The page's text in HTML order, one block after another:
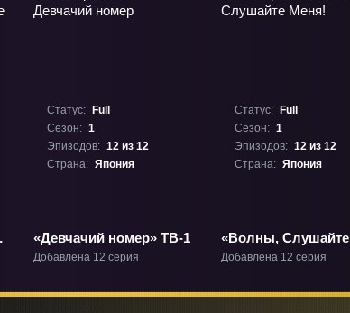
Статус:
Full
Сезон: 1
Эпизодов: 12 из 12
Страна: Япония
«Девчачий номер» ТВ-1
Добавлена 12 серия
Статус:
Full
Сезон: 1
Эпизодов: 12 из 12
Страна: Япония
«Волны, Слушайте
Меня!» ТВ-1
Добавлена 12 серия